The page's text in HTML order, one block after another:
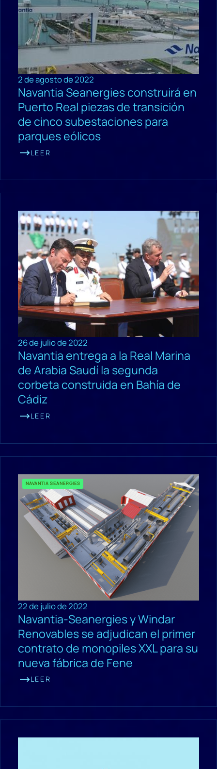
2 de agosto de 2022
Navantia Seanergies construirá en
Puerto Real piezas de transición
de cinco subestaciones para
parques eólicos
LEER
26 de julio de 2022
Navantia entrega a la Real Marina
de Arabia Saudí la segunda
corbeta construida en Bahía de
Cádiz
LEER
NAVANTIA SEANERGIES
22 de julio de 2022
Navantia-Seanergies y Windar
Renovables se adjudican el primer
contrato de monopiles XXL para su
nueva fábrica de Fene
LEER